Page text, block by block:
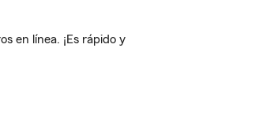
en línea. ¡Es rápido y